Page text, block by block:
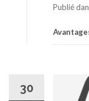
Publié
30